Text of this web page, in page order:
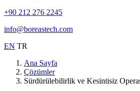
+90 212 276 2245
info@boreastech.com
EN TR
Ana Sayfa
Çözümler
Sürdürülebilirlik ve Kesintisiz